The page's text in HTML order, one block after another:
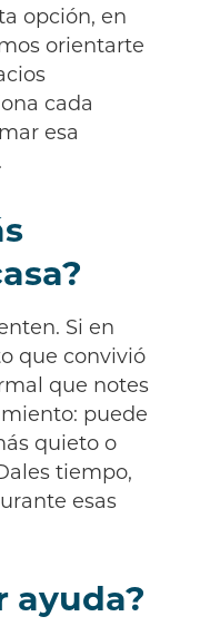
opción, en
orientarte
cada
esa
Si en
que convivió
que notes
puede
quieto o
tiempo,
esas
ayuda?